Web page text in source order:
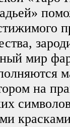
мир
на